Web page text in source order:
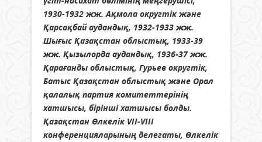
1930-1932 жж. Ақмола округтік және
Қарсақбай аудандық, 1932-1933 жж.
Шығыс Қазақстан облыстық, 1933-39
жж. Қызылорда аудандық, 1936-37 жж.
Қарағанды облыстық, Гурьев округтік,
Батыс Қазақстан облыстық және Орал
қалалық партия комитеттерінің
хатшысы, бірінші хатшысы болды.
Қазақстан Өлкелік VII-VIII
конференцияларының делегаты, Өлкелік